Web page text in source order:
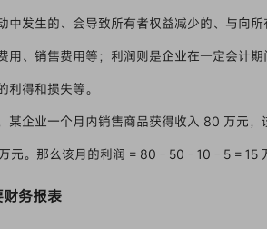
中发生的、会导致所有者权益减少的、与向
用、销售费用等；利润则是企业在一定会计
利得和损失等。
某企业一个月内销售商品获得收入 80 万元
元。那么该月的利润 = 80 - 50 - 10 - 5 = 15
务报表